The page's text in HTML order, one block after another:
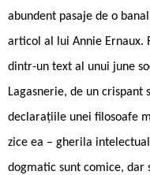
abundent pasaje de o
articol al lui Annie Ernaux.
dintr-un text al unui june
Lagasnerie, de un
declarațiile unei filosoafe
zice ea – gherila
dogmatic sunt comice,